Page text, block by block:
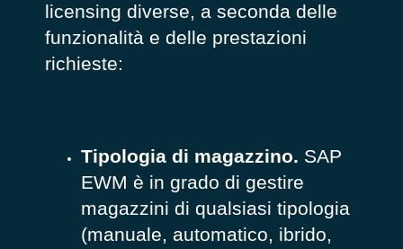
licensing diverse, a seconda delle
funzionalità e delle prestazioni
richieste:
Tipologia di magazzino. SAP
EWM è in grado di gestire
magazzini di qualsiasi tipologia
(manuale, automatico, ibrido,